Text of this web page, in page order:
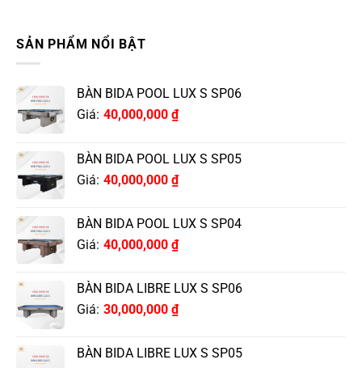
SẢN PHẨM NỔI BẬT
BÀN BIDA POOL LUX S SP06
Giá: 40,000,000 ₫
BÀN BIDA POOL LUX S SP05
Giá: 40,000,000 ₫
BÀN BIDA POOL LUX S SP04
Giá: 40,000,000 ₫
BÀN BIDA LIBRE LUX S SP06
Giá: 30,000,000 ₫
BÀN BIDA LIBRE LUX S SP05